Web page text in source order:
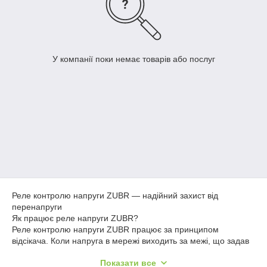
У компанії поки немає товарів або послуг
Реле контролю напруги ZUBR — надійний захист від
перенапруги
Як працює реле напруги ZUBR?
Реле контролю напруги ZUBR працює за принципом
відсікача. Коли напруга в мережі виходить за межі, що задав
напруга відновлюється — ZUBR відновлює харчування
Показати все